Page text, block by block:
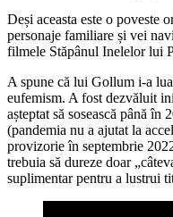
Deși aceasta este o poveste
personaje familiare și vei
filmele Stăpânul Inelelor lui
A spune că lui Gollum i-a
eufemism. A fost dezvăluit
așteptat să sosească până
(pandemia nu a ajutat la
provizorie în septembrie
trebuia să dureze doar
suplimentar pentru a lustrui